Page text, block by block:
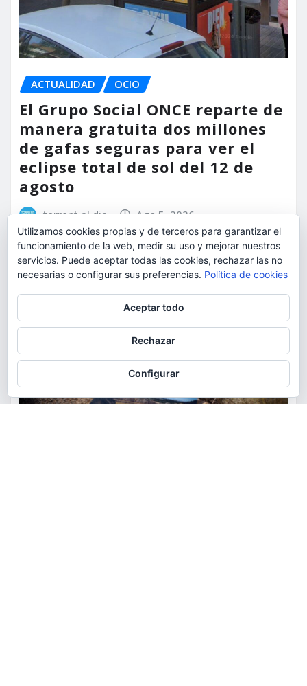
ACTUALIDAD OCIO
El Grupo Social ONCE reparte de
manera gratuita dos millones
de gafas seguras para ver el
eclipse total de sol del 12 de
agosto
torrent al dia Ago 5, 2026
Utilizamos cookies propias y de terceros para garantizar el
funcionamiento de la web, medir su uso y mejorar nuestros
servicios. Puede aceptar todas las cookies, rechazar las no
necesarias o configurar sus preferencias. Política de cookies
Aceptar todo
Rechazar
Configurar
Para obtener más información, incluido cómo gestionar las cookies,